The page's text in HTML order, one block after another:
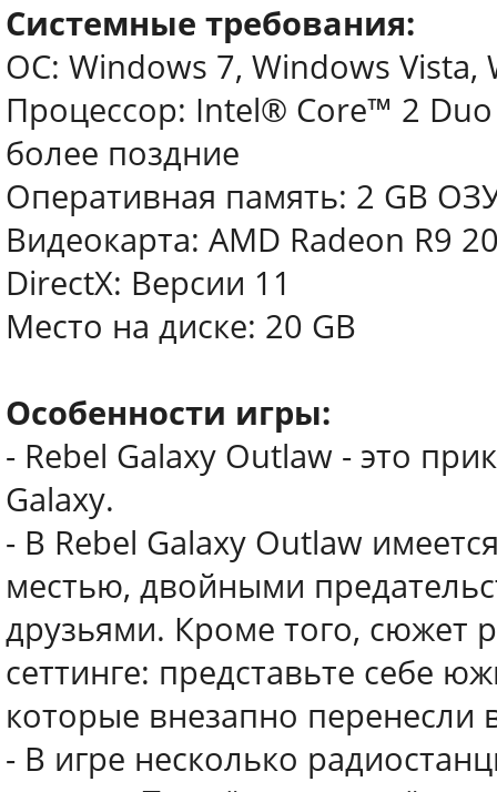
Системные требования:
ОС: Windows 7, Windows Vista,
Процессор: Intel® Core™ 2
более поздние
Оперативная память: 2 GB
Видеокарта: AMD Radeon R9
DirectX: Версии 11
Место на диске: 20 GB
Особенности игры:
- Rebel Galaxy Outlaw - это
Galaxy.
- В Rebel Galaxy Outlaw
местью, двойными
друзьями. Кроме того, сюжет
сеттинге: представьте себе
которые внезапно перенесли
- В игре несколько